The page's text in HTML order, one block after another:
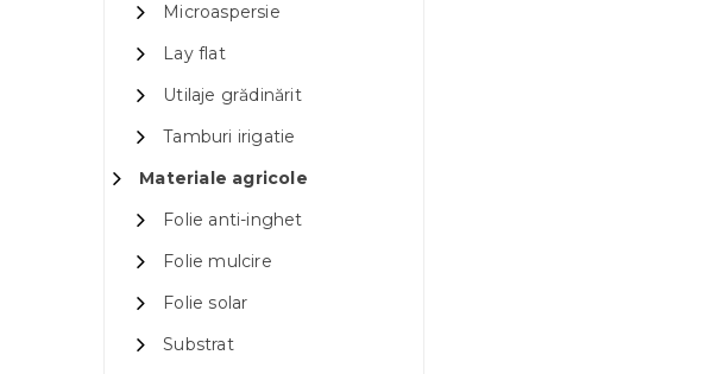
Microaspersie
Lay flat
Utilaje grădinărit
Tamburi irigatie
Materiale agricole
Folie anti-inghet
Folie mulcire
Folie solar
Substrat